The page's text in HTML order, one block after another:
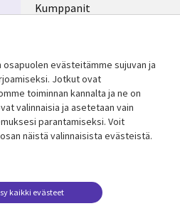
Kumppanit
Lisätietoa
Legal
Tietosuoja
Käyttöehdot
evästeitämme sujuvan ja
Jotkut ovat
toiminnan kannalta ja ne on
valinnaisia ​​ja asetetaan vain
parantamiseksi. Voit
näistä valinnaisista evästeistä.
kaikki evästeet